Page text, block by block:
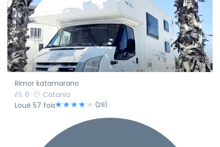
Rimor katamarano
6
Catania
Loué 57 fois
(28)